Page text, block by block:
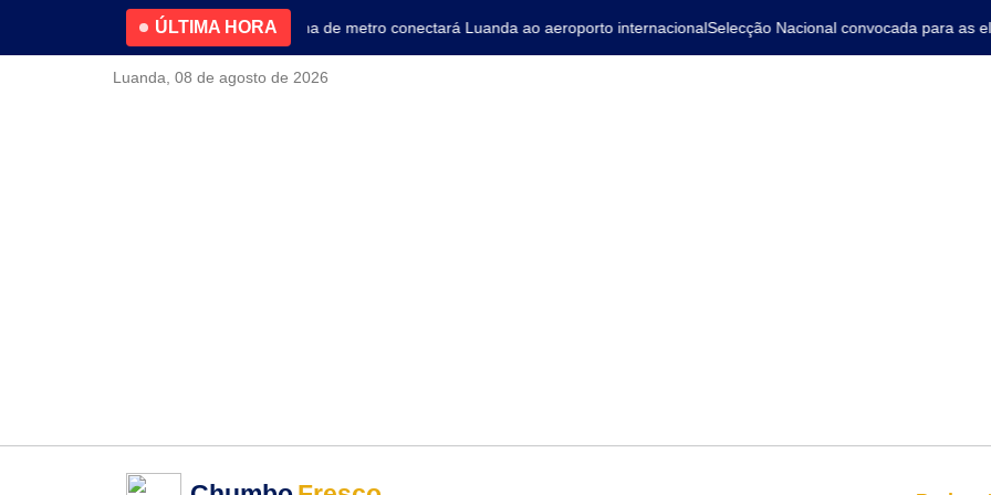
ÚLTIMA HORA
4.2% no primeiro trimestre Nova linha de metro conectará Luanda ao aeroporto internacionalSelecção Nacional convocada para as
Luanda, 08 de agosto de 2026